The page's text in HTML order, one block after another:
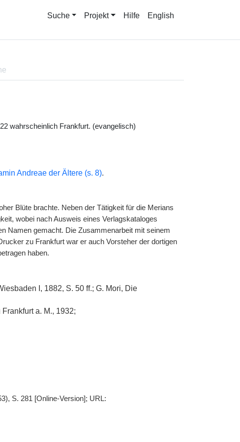
Suche Projekt Hilfe English
wahrscheinlich Frankfurt. (evangelisch)
Andreae der Ältere (s. 8).
Blüte brachte. Neben der Tätigkeit für die Merians
wobei nach Ausweis eines Verlagskataloges
Namen gemacht. Die Zusammenarbeit mit seinem
zu Frankfurt war er auch Vorsteher der dortigen
haben.
I, 1882, S. 50 ff.; G. Mori, Die
a. M., 1932;
S. 281 [Online-Version]; URL: